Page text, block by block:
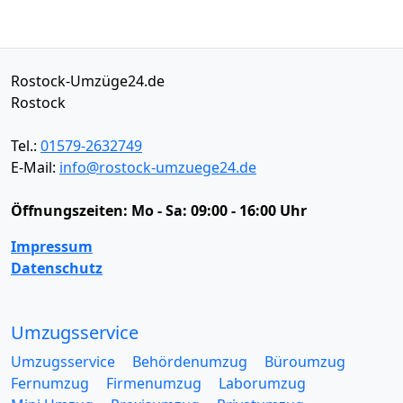
Rostock-Umzüge24.de
Rostock
Tel.: 01579-2632749
E-Mail: info@rostock-umzuege24.de
Öffnungszeiten: Mo - Sa: 09:00 - 16:00 Uhr
Impressum
Datenschutz
Umzugsservice
Umzugsservice Behördenumzug
Büroumzug
Fernumzug
Firmenumzug
Laborumzug